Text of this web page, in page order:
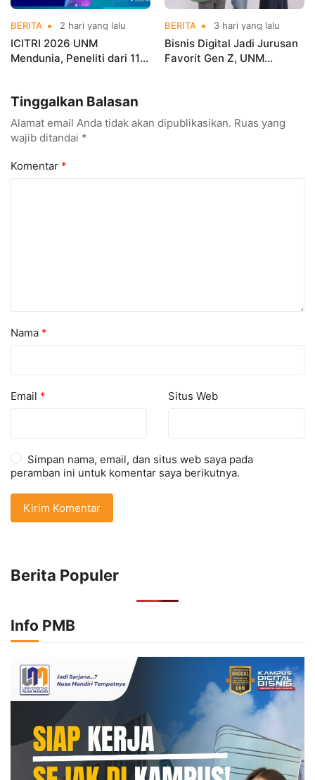
BERITA 2 hari yang lalu
ICITRI 2026 UNM
Mendunia, Peneliti dari 11
BERITA 3 hari yang lalu
Bisnis Digital Jadi Jurusan
Favorit Gen Z, UNM
Tinggalkan Balasan
Alamat email Anda tidak akan dipublikasikan. Ruas yang
wajib ditandai *
Komentar *
Nama *
Email * Situs Web
Simpan nama, email, dan situs web saya pada
peramban ini untuk komentar saya berikutnya.
Berita Populer
Info PMB